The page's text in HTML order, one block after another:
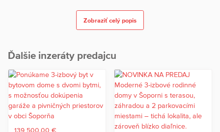
K bytu prislúcha parkovacie miesto a je tu možnosť dokúpenia
garáže a pivničných priestorov, čo výrazne zvyšuje komfort
Lokalita, ktorá má všetko.
Šoporňa patrí medzi vyhľadávané lokality vďaka spojeniu
pokojného bývania, kompletnej občianskej vybavenosti a výbornej
dostupnosti.
Priamo v obci nájdete materskú školu a základnú školu, zdravotné
stredisko a lekáreň, poštu, potraviny a predajne rozličného tovaru,
Zobraziť celý popis
Ďalšie inzeráty predajcu
139 500,00 €